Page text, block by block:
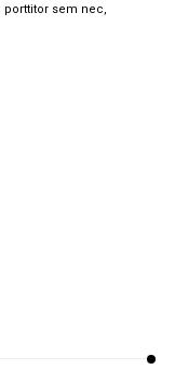
porttitor sem nec,